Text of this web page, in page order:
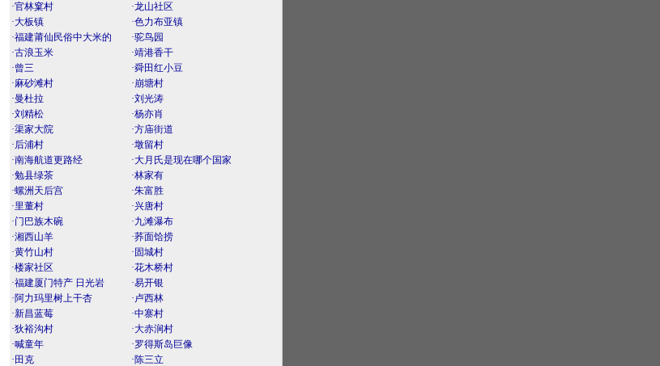
·官林窠村
·龙山社区
·大板镇
·色力布亚镇
·福建莆仙民俗中大米的
·驼鸟园
·古浪玉米
·靖港香干
·曾三
·舜田红小豆
·麻砂滩村
·崩塘村
·曼杜拉
·刘光涛
·刘精松
·杨亦肖
·渠家大院
·方庙街道
·后浦村
·墩留村
·南海航道更路经
·大月氏是现在哪个国家
·勉县绿茶
·林家有
·螺洲天后宫
·朱富胜
·里董村
·兴唐村
·门巴族木碗
·九滩瀑布
·湘西山羊
·荞面饸捞
·黄竹山村
·固城村
·楼家社区
·花木桥村
·福建厦门特产 日光岩
·易开银
·阿力玛里树上干杏
·卢西林
·新昌蓝莓
·中寨村
·狄裕沟村
·大赤涧村
·喊童年
·罗得斯岛巨像
·田克
·陈三立